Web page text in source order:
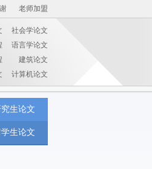
老师加盟
社会学论文
语言学论文
建筑论文
计算机论文
生论文
学生论文